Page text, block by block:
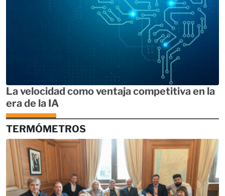
La velocidad como ventaja competitiva en la
era de la IA
TERMÓMETROS